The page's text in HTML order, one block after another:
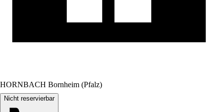
HORNBACH Bornheim (Pfalz)
Nicht reservierbar